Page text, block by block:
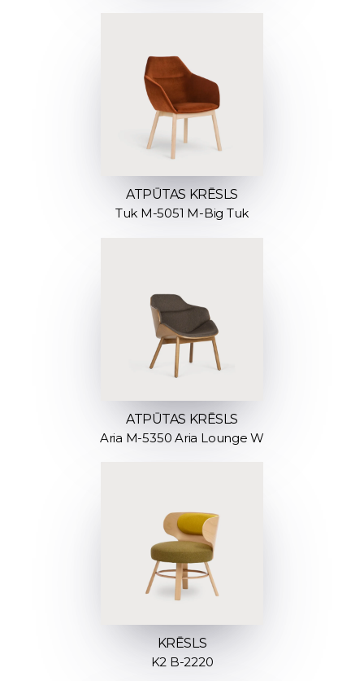
ATPŪTAS KRĒSLS
Tuk M-5051 M-Big Tuk
ATPŪTAS KRĒSLS
Aria M-5350 Aria Lounge W
KRĒSLS
K2 B-2220